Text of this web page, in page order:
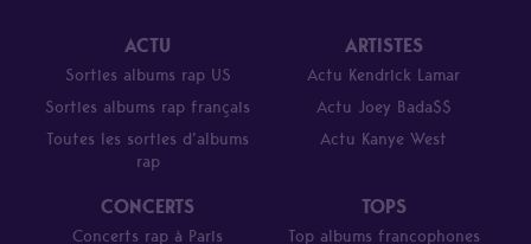
ACTU
Sorties albums rap US
Sorties albums rap français
Toutes les sorties d’albums
rap
ARTISTES
Actu Kendrick Lamar
Actu Joey Bada$$
Actu Kanye West
CONCERTS
Concerts rap à Paris
TOPS
Top albums francophones